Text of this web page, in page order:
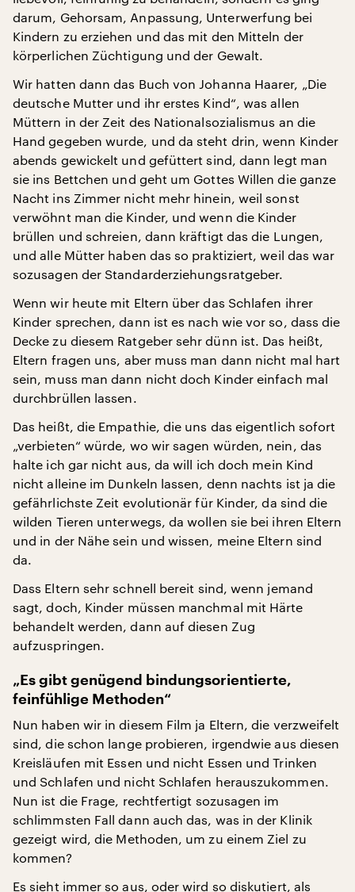
darum, Gehorsam, Anpassung, Unterwerfung bei
Kindern zu erziehen und das mit den Mitteln der
körperlichen Züchtigung und der Gewalt.
Wir hatten dann das Buch von Johanna Haarer, „Die
deutsche Mutter und ihr erstes Kind“, was allen
Müttern in der Zeit des Nationalsozialismus an die
Hand gegeben wurde, und da steht drin, wenn Kinder
abends gewickelt und gefüttert sind, dann legt man
sie ins Bettchen und geht um Gottes Willen die ganze
Nacht ins Zimmer nicht mehr hinein, weil sonst
verwöhnt man die Kinder, und wenn die Kinder
brüllen und schreien, dann kräftigt das die Lungen,
und alle Mütter haben das so praktiziert, weil das war
sozusagen der Standarderziehungsratgeber.
Wenn wir heute mit Eltern über das Schlafen ihrer
Kinder sprechen, dann ist es nach wie vor so, dass die
Decke zu diesem Ratgeber sehr dünn ist. Das heißt,
Eltern fragen uns, aber muss man dann nicht mal hart
sein, muss man dann nicht doch Kinder einfach mal
durchbrüllen lassen.
Das heißt, die Empathie, die uns das eigentlich sofort
„verbieten“ würde, wo wir sagen würden, nein, das
halte ich gar nicht aus, da will ich doch mein Kind
nicht alleine im Dunkeln lassen, denn nachts ist ja die
gefährlichste Zeit evolutionär für Kinder, da sind die
wilden Tieren unterwegs, da wollen sie bei ihren Eltern
und in der Nähe sein und wissen, meine Eltern sind
da.
Dass Eltern sehr schnell bereit sind, wenn jemand
sagt, doch, Kinder müssen manchmal mit Härte
behandelt werden, dann auf diesen Zug
aufzuspringen.
„Es gibt genügend bindungsorientierte,
feinfühlige Methoden“
Nun haben wir in diesem Film ja Eltern, die verzweifelt
sind, die schon lange probieren, irgendwie aus diesen
Kreisläufen mit Essen und nicht Essen und Trinken
und Schlafen und nicht Schlafen herauszukommen.
Nun ist die Frage, rechtfertigt sozusagen im
schlimmsten Fall dann auch das, was in der Klinik
gezeigt wird, die Methoden, um zu einem Ziel zu
kommen?
Es sieht immer so aus, oder wird so diskutiert, als